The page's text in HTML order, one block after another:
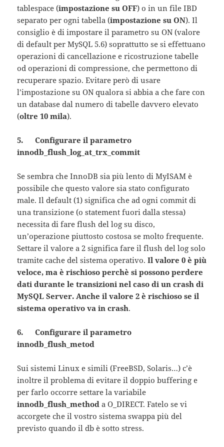
tablespace (impostazione su OFF) o in un file IBD
separato per ogni tabella (impostazione su ON). Il
consiglio è di impostare il parametro su ON (valore
di default per MySQL 5.6) soprattutto se si effettuano
operazioni di cancellazione e ricostruzione tabelle
od operazioni di compressione, che permettono di
recuperare spazio. Evitare però di usare
l’impostazione su ON qualora si abbia a che fare con
un database dal numero di tabelle davvero elevato
(oltre 10 mila).
5. Configurare il parametro
innodb_flush_log_at_trx_commit
Se sembra che InnoDB sia più lento di MyISAM è
possibile che questo valore sia stato configurato
male. Il default (1) significa che ad ogni commit di
una transizione (o statement fuori dalla stessa)
necessita di fare flush del log su disco,
un’operazione piuttosto costosa se molto frequente.
Settare il valore a 2 significa fare il flush del log solo
tramite cache del sistema operativo.Il valore 0 è più
veloce, ma è rischioso perchè si possono perdere
dati durante le transizioni nel caso di un crash di
MySQL Server. Anche il valore 2 è rischioso se il
sistema operativo va in crash.
6. Configurare il parametro
innodb_flush_metod
Sui sistemi Linux e simili (FreeBSD, Solaris…) c’è
inoltre il problema di evitare il doppio buffering e
per farlo occorre settare la variabile
innodb_flush_method a O_DIRECT. Fatelo se vi
accorgete che il vostro sistema swappa più del
previsto quando il db è sotto stress.